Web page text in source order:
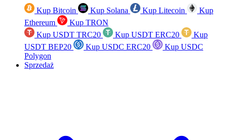
Kup Bitcoin Kup Solana Kup Litecoin
Kup
Ethereum
Kup TRON
Kup USDT TRC20
Kup USDT ERC20
Kup
USDT BEP20
Kup USDC ERC20
Kup USDC
Polygon
Sprzedaż